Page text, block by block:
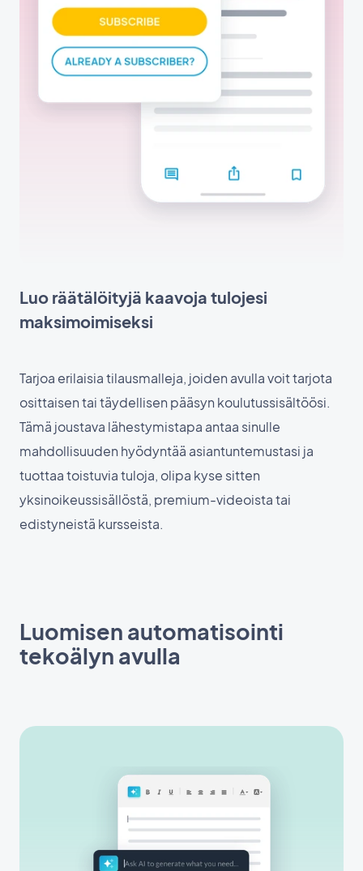
Luo räätälöityjä kaavoja tulojesi
maksimoimiseksi
Tarjoa erilaisia tilausmalleja, joiden avulla voit tarjota
osittaisen tai täydellisen pääsyn koulutussisältöösi.
Tämä joustava lähestymistapa antaa sinulle
mahdollisuuden hyödyntää asiantuntemustasi ja
tuottaa toistuvia tuloja, olipa kyse sitten
yksinoikeussisällöstä, premium-videoista tai
edistyneistä kursseista.
Luomisen automatisointi
tekoälyn avulla